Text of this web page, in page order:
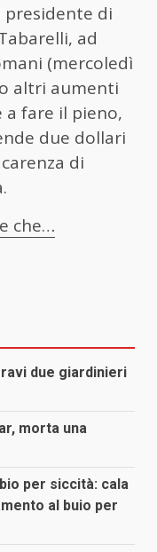
di
ad
(mercoledì
altri aumenti
a fare il pieno,
due dollari
di
che…
due giardinieri
morta una
per siccità: cala
al buio per